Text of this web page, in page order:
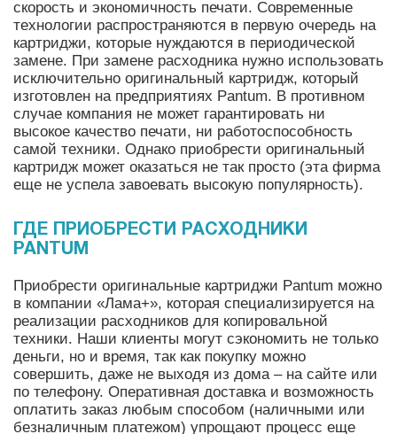
скорость и экономичность печати. Современные
технологии распространяются в первую очередь на
картриджи, которые нуждаются в периодической
замене. При замене расходника нужно использовать
исключительно оригинальный картридж, который
изготовлен на предприятиях Pantum. В противном
случае компания не может гарантировать ни
высокое качество печати, ни работоспособность
самой техники. Однако приобрести оригинальный
картридж может оказаться не так просто (эта фирма
еще не успела завоевать высокую популярность).
ГДЕ ПРИОБРЕСТИ РАСХОДНИКИ
PANTUM
Приобрести оригинальные картриджи Pantum можно
в компании «Лама+», которая специализируется на
реализации расходников для копировальной
техники. Наши клиенты могут сэкономить не только
деньги, но и время, так как покупку можно
совершить, даже не выходя из дома – на сайте или
по телефону. Оперативная доставка и возможность
оплатить заказ любым способом (наличными или
безналичным платежом) упрощают процесс еще